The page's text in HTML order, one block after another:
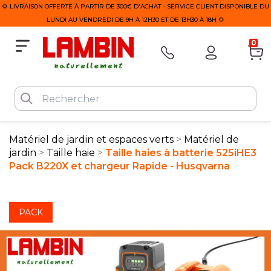
🌻 LIVRAISON OFFERTE À PARTIR DE 300€ D'ACHAT - SERVICE CLIENT DISPONIBLE DU
LUNDI AU VENDREDI DE 9H À 12H30 ET DE 13H30 À 18H 🌻
0
Matériel de jardin et espaces verts
Matériel de
jardin
Taille haie
Taille haies à batterie 525iHE3
Pack B220X et chargeur Rapide - Husqvarna
PACK